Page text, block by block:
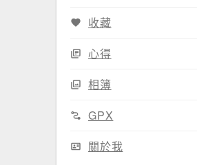
收藏
心得
相簿
GPX
關於我